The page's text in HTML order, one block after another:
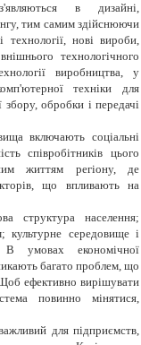
в дизайні,
тим самим здійснюючи
технології, нові вироби,
технологічного
виробництва, у
техніки для
збору, обробки і передачі
включають соціальні
співробітників цього
життям регіону, де
що впливають на
структура населення;
культурне середовище і
В умовах економічної
багато проблем, що
ефективно вирішувати
повинно мінятися,
для підприємств,